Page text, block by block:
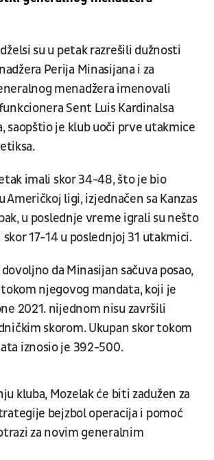
su u petak razrešili dužnosti
Perija Minasijana i za
menadžera imenovali
Sent Luis Kardinalsa
saopštio je klub uoči prve utakmice
imali skor 34-48, što je bio
Američkoj ligi, izjednačen sa Kanzas
u poslednje vreme igrali su nešto
17-14 u poslednjoj 31 utakmici.
da Minasijan sačuva posao,
njegovog mandata, koji je
2021. nijednom nisu završili
skorom. Ukupan skor tokom
iznosio je 392-500.
kluba, Mozelak će biti zadužen za
bejzbol operacija i pomoć
za novim generalnim